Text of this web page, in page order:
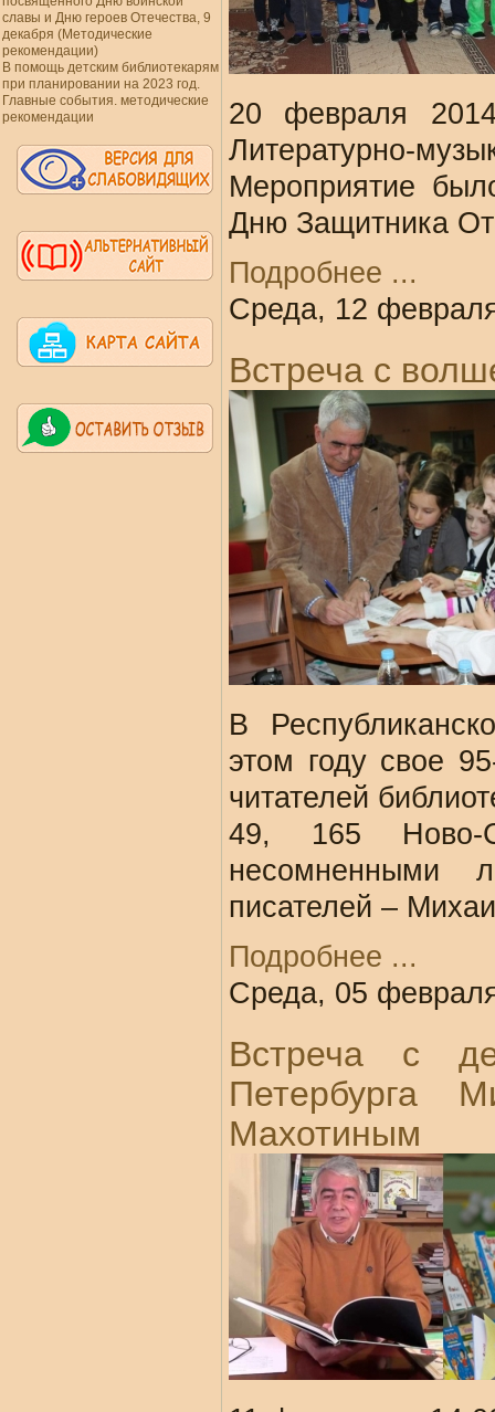
славы и Дню героев Отечества, 9
декабря (Методические
рекомендации)
В помощь детским библиотекарям
при планировании на 2023 год.
Главные события. методические
рекомендации
20 февраля
Литературно-
Мероприятие
Дню Защитника
Подробнее ...
Среда, 12
Встреча с
В
этом году свое
читателей
49, 165 Ново-
несомненными
писателей –
Подробнее ...
Среда, 05
Встреча с
Петербурга
Махотиным